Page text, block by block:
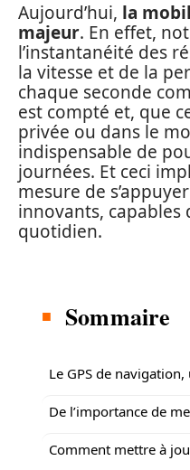
Aujourd’hui, la
majeur. En effet,
l’instantanéité des
la vitesse et de la
chaque seconde
est compté et, que
privée ou dans le
indispensable de
journées. Et ceci
mesure de
innovants, capables
quotidien.
Sommaire
Le GPS de
De l’importance de
Comment mettre à